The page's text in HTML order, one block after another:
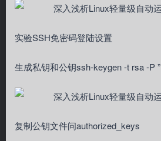
实验SSH免密码登陆设置
生成私钥和公钥ssh-keygen -t rsa -P ”
复制公钥文件问authorized_keys